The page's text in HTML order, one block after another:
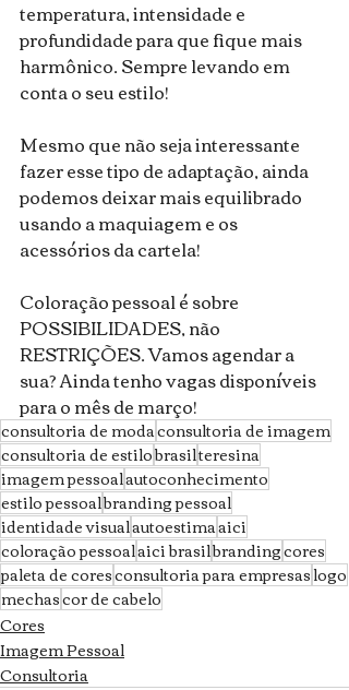
temperatura, intensidade e
profundidade para que fique mais
harmônico. Sempre levando em
conta o seu estilo!
Mesmo que não seja interessante
fazer esse tipo de adaptação, ainda
podemos deixar mais equilibrado
usando a maquiagem e os
acessórios da cartela!
Coloração pessoal é sobre
POSSIBILIDADES, não
RESTRIÇÕES. Vamos agendar a
sua? Ainda tenho vagas disponíveis
para o mês de março!
consultoria de modaconsultoria de imagem
consultoria de estilobrasilteresina
imagem pessoalautoconhecimento
estilo pessoalbranding pessoal
identidade visualautoestimaaici
coloração pessoalaici brasilbrandingcores
paleta de coresconsultoria para empresaslogo
mechascor de cabelo
Cores
Imagem Pessoal
Consultoria